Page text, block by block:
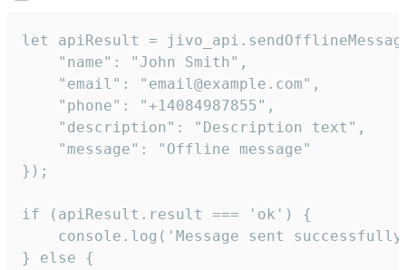
let apiResult =
    "name": "John Smith",
    "email": "email@example.com",
    "phone": "+14084987855",
    "description": "Description text",
    "message": "Offline message"
});
if (apiResult.result === 'ok') {
console.log('Message sent
} else {